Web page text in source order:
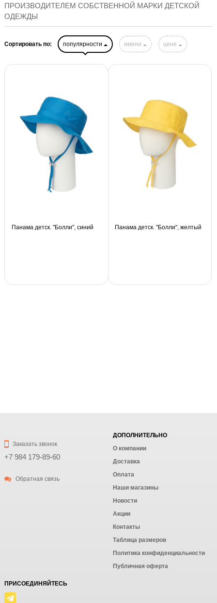
ПРОИЗВОДИТЕЛЕМ СОБСТВЕННОЙ МАРКИ ДЕТСКОЙ
ОДЕЖДЫ
Сортировать по: популярности имени цене
Панама детск. "Болли", синий Панама детск. "Болли", желтый
Заказать звонок
+7 984 179-89-60
Обратная связь
ДОПОЛНИТЕЛЬНО
О компании
Доставка
Оплата
Наши магазины
Новости
Акции
Контакты
Таблица размеров
Политика конфиденциальности
Публичная оферта
ПРИСОЕДИНЯЙТЕСЬ